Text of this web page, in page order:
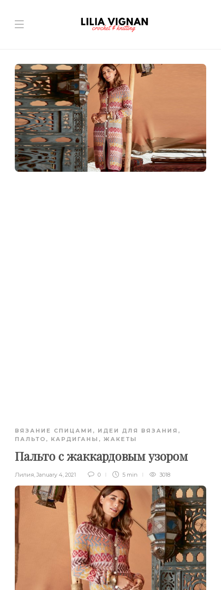
ВЯЗАНИЕ СПИЦАМИ , ИДЕИ ДЛЯ ВЯЗАНИЯ ,
ПАЛЬТО, КАРДИГАНЫ, ЖАКЕТЫ
Пальто с жаккардовым узором
Лилия, January 4, 2021 0 5 min 3018